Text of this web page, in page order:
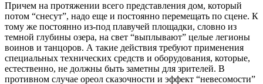
Причем на протяжении всего представления дом, который
потом “снесут”, надо еще и постоянно перемещать по сцене. К
тому же постоянно из-под плавучей площадки, словно из
темной глубины озера, на свет “выплывают” целые легионы
воинов и танцоров. А такие действия требуют применения
специальных технических средств и оборудования, которые,
естественно, не должны быть заметны для зрителей. В
противном случае ореол сказочности и эффект “невесомости”